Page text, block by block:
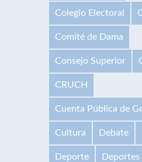
Colegio Electoral
Comité de Dama
Consejo Superior
CRUCH
Cuenta Pública de
Cultura Debate
Deporte Deportes